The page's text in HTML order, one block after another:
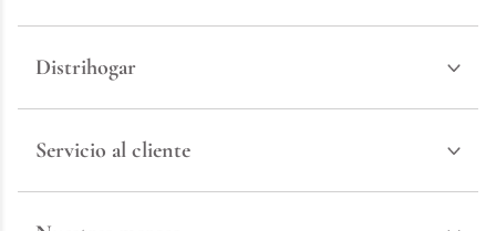
Distrihogar
Servicio al cliente